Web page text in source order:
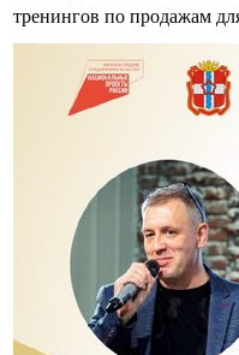
тренингов по продажам